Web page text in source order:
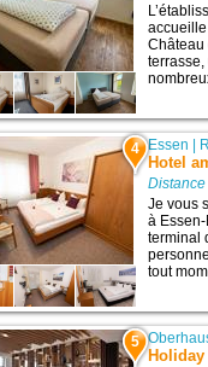
Château
4 Essen
Hotel
Je vous
à
terminal
tout
5